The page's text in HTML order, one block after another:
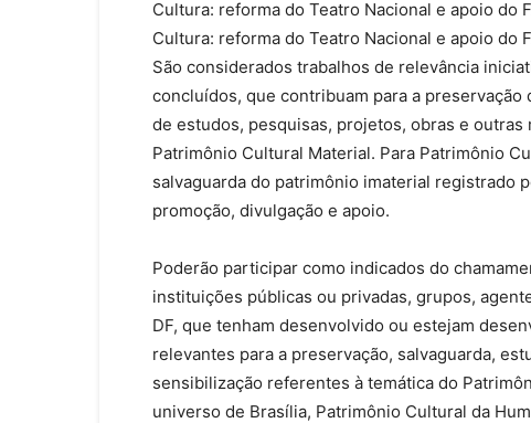
Cultura: reforma do Teatro Nacional e apoio do
Cultura: reforma do Teatro Nacional e apoio do
São considerados trabalhos de relevância
concluídos, que contribuam para a
de estudos, pesquisas, projetos, obras e
Patrimônio Cultural Material. Para Patrimônio
salvaguarda do patrimônio imaterial registrado
promoção, divulgação e apoio.
Poderão participar como indicados do
instituições públicas ou privadas, grupos,
DF, que tenham desenvolvido ou estejam
relevantes para a preservação, salvaguarda,
sensibilização referentes à temática do
universo de Brasília, Patrimônio Cultural da